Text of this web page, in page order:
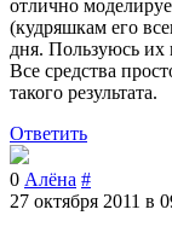
отлично
(кудряшкам его
дня. Пользуюсь их
Все средства
такого результата.
Ответить
0 Алёна #
27 октября 2011 в